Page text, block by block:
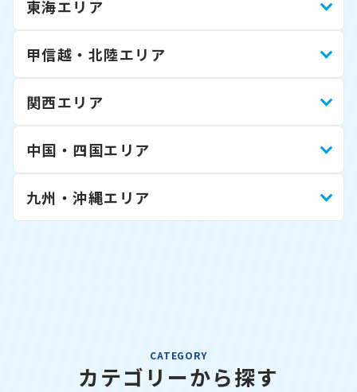
東海エリア
甲信越・北陸エリア
関西エリア
中国・四国エリア
九州・沖縄エリア
CATEGORY
カテゴリーから探す